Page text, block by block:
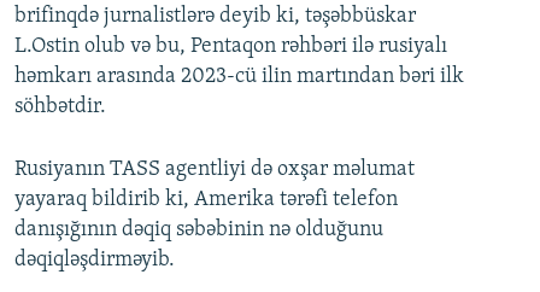
brifinqdə jurnalistlərə deyib ki, təşəbbüskar
L.Ostin olub və bu, Pentaqon rəhbəri ilə rusiyalı
həmkarı arasında 2023-cü ilin martından bəri ilk
söhbətdir.
Rusiyanın TASS agentliyi də oxşar məlumat
yayaraq bildirib ki, Amerika tərəfi telefon
danışığının dəqiq səbəbinin nə olduğunu
dəqiqləşdirməyib.